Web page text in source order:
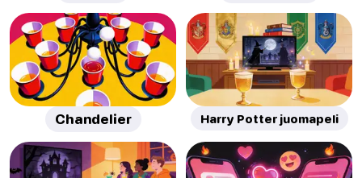
Chandelier Harry Potter juomapeli